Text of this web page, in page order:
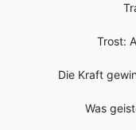
Trost:
Die Kraft
Was